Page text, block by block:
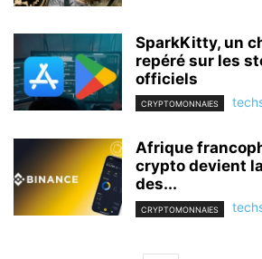
SparkKitty, un
repéré sur les
officiels
CRYPTOMONNAIES
Afrique
crypto devient
des...
CRYPTOMONNAIES